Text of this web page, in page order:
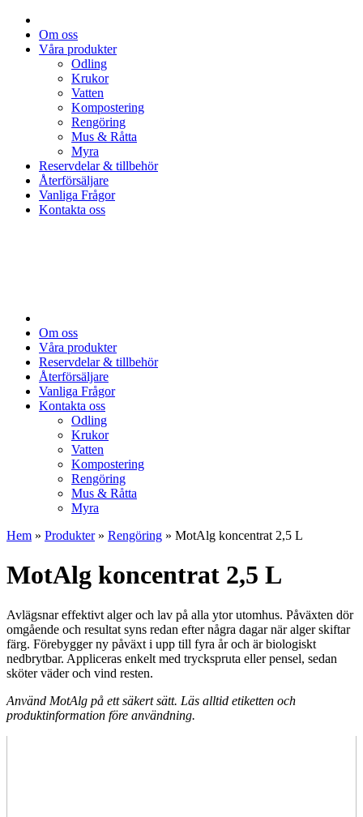
Om oss
Våra produkter
Odling
Krukor
Vatten
Kompostering
Rengöring
Mus & Råtta
Myra
Reservdelar & tillbehör
Återförsäljare
Vanliga Frågor
Kontakta oss
Om oss
Våra produkter
Reservdelar & tillbehör
Återförsäljare
Vanliga Frågor
Kontakta oss
Odling
Krukor
Vatten
Kompostering
Rengöring
Mus & Råtta
Myra
Hem » Produkter» Rengöring » MotAlg koncentrat 2,5 L
MotAlg koncentrat 2,5 L
Avlägsnar effektivt alger och lav på alla ytor utomhus. Påväxten dör
omgående och resultat syns redan efter några dagar när alger skiftar
färg. Förebygger ny påväxt i upp till fyra år och är biologiskt
nedbrytbar. Appliceras enkelt med tryckspruta eller pensel, sedan
sköter väder och vind resten.
Använd MotAlg på ett säkert sätt. Läs alltid etiketten och
produktinformation före användning.